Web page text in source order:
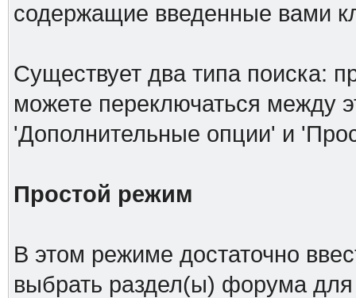
содержащие введенные вами
Существует два типа поиска:
можете переключаться между
'Дополнительные опции' и
Простой режим
В этом режиме достаточно
выбрать раздел(ы) форума